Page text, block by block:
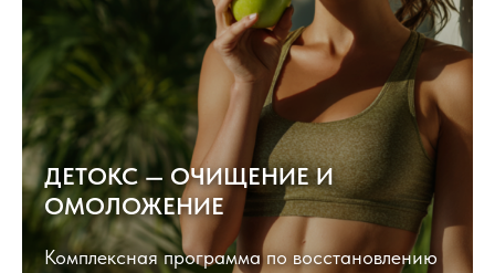
ДЕТОКС — ОЧИЩЕНИЕ И
ОМОЛОЖЕНИЕ
Комплексная программа по восстановлению